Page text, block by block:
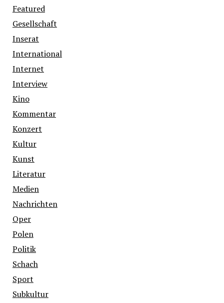
Featured
Gesellschaft
Inserat
International
Internet
Interview
Kino
Kommentar
Konzert
Kultur
Kunst
Literatur
Medien
Nachrichten
Oper
Polen
Politik
Schach
Sport
Subkultur